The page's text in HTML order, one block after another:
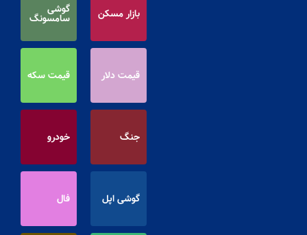
بازار مسکن گوشی
سامسونگ
قیمت دلار قیمت سکه
جنگ خودرو
گوشی اپل فال